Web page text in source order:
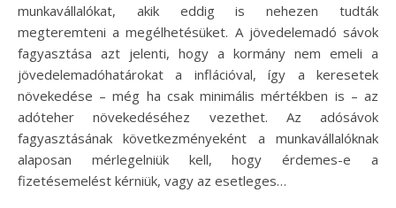
munkavállalókat, akik eddig is nehezen tudták
megteremteni a megélhetésüket. A jövedelemadó sávok
fagyasztása azt jelenti, hogy a kormány nem emeli a
jövedelemadóhatárokat a inflációval, így a keresetek
növekedése – még ha csak minimális mértékben is – az
adóteher növekedéséhez vezethet. Az adósávok
fagyasztásának következményeként a munkavállalóknak
alaposan mérlegelniük kell, hogy érdemes-e a
fizetésemelést kérniük, vagy az esetleges…